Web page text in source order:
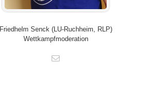
Friedhelm Senck (LU-Ruchheim, RLP)
Wettkampfmoderation